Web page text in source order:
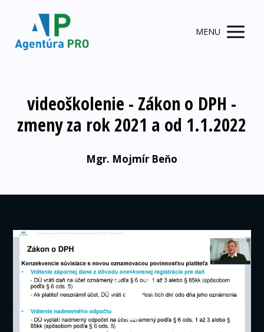
MENU
videoškolenie - Zákon o DPH -
zmeny za rok 2021 a od 1.1.2022
Mgr. Mojmír Beňo
Video
prehrávač